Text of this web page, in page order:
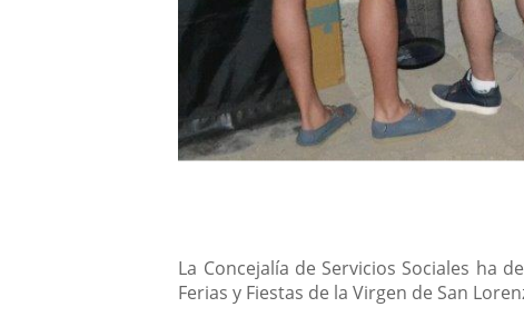
Descripción
La Concejalía de Servicios Sociales ha
Ferias y Fiestas de la Virgen de San